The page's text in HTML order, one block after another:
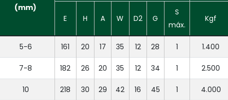
(mm)
E H A W D2 G
S
máx.
Kgf
5-6 161 20 17 35 12 28 1 1.400
7-8 182 26 20 35 12 34 1 2.500
10 218 30 29 42 16 45 1 4.000